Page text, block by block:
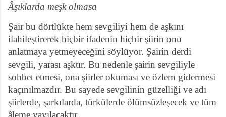
Âşıklarda meşk olmasa
Şair bu dörtlükte hem sevgiliyi hem de aşkını
ilahileştirerek hiçbir ifadenin hiçbir şiirin onu
anlatmaya yetmeyeceğini söylüyor. Şairin derdi
sevgili, yarası aşktır. Bu nedenle şairin sevgiliyle
sohbet etmesi, ona şiirler okuması ve özlem gidermesi
kaçınılmazdır. Bu sayede sevgilinin güzelliği ve adı
şiirlerde, şarkılarda, türkülerde ölümsüzleşecek ve tüm
âleme yayılacaktır.